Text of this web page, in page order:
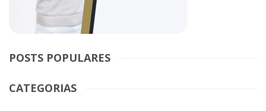
POSTS POPULARES
CATEGORIAS